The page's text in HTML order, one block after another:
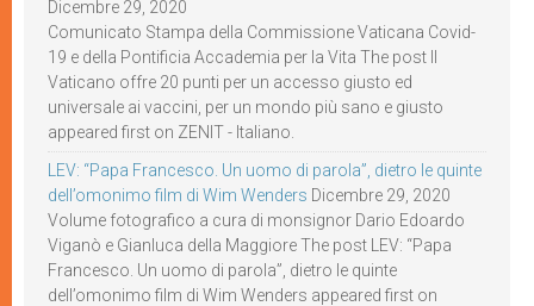
Dicembre 29, 2020
Comunicato Stampa della Commissione Vaticana Covid-
19 e della Pontificia Accademia per la Vita The post Il
Vaticano offre 20 punti per un accesso giusto ed
universale ai vaccini, per un mondo più sano e giusto
appeared first on ZENIT - Italiano.
LEV: “Papa Francesco. Un uomo di parola”, dietro le quinte
dell’omonimo film di Wim Wenders Dicembre 29, 2020
Volume fotografico a cura di monsignor Dario Edoardo
Viganò e Gianluca della Maggiore The post LEV: “Papa
Francesco. Un uomo di parola”, dietro le quinte
dell’omonimo film di Wim Wenders appeared first on